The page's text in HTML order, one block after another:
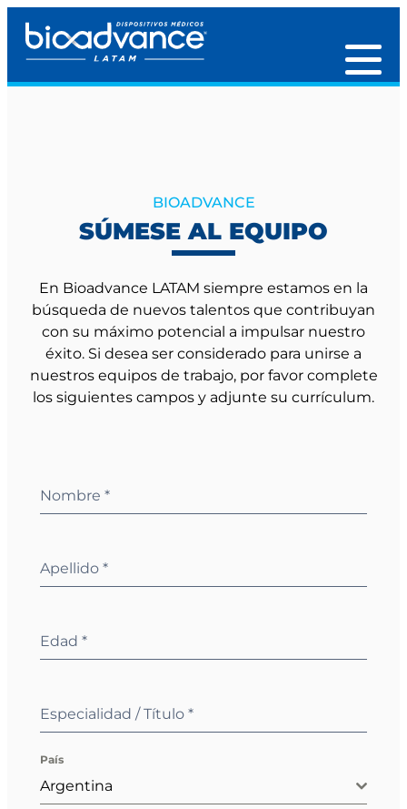
BIOADVANCE
SÚMESE AL EQUIPO
En Bioadvance LATAM siempre estamos en la
búsqueda de nuevos talentos que contribuyan
con su máximo potencial a impulsar nuestro
éxito. Si desea ser considerado para unirse a
nuestros equipos de trabajo, por favor complete
los siguientes campos y adjunte su currículum.
Nombre *
Apellido *
Edad *
Especialidad / Título *
País
Argentina